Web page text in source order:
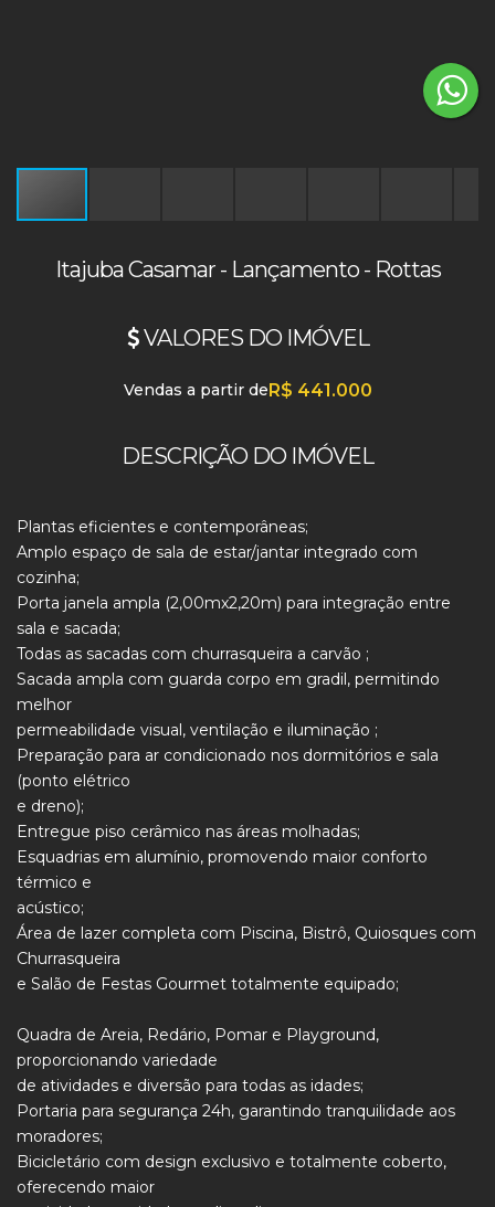
Itajuba Casamar - Lançamento - Rottas
VALORES DO IMÓVEL
R$ 441.000
Vendas a partir de
DESCRIÇÃO DO IMÓVEL
Plantas eficientes e contemporâneas;
Amplo espaço de sala de estar/jantar integrado com
cozinha;
Porta janela ampla (2,00mx2,20m) para integração entre
sala e sacada;
Todas as sacadas com churrasqueira a carvão ;
Sacada ampla com guarda corpo em gradil, permitindo
melhor
permeabilidade visual, ventilação e iluminação ;
Preparação para ar condicionado nos dormitórios e sala
(ponto elétrico
e dreno);
Entregue piso cerâmico nas áreas molhadas;
Esquadrias em alumínio, promovendo maior conforto
térmico e
acústico;
Área de lazer completa com Piscina, Bistrô, Quiosques com
Churrasqueira
e Salão de Festas Gourmet totalmente equipado;
Quadra de Areia, Redário, Pomar e Playground,
proporcionando variedade
de atividades e diversão para todas as idades;
Portaria para segurança 24h, garantindo tranquilidade aos
moradores;
Bicicletário com design exclusivo e totalmente coberto,
oferecendo maior